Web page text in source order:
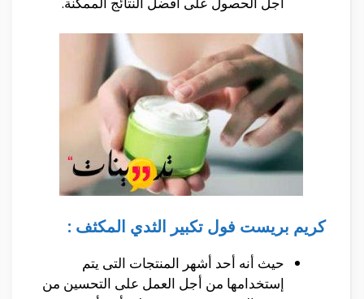
كريم بريست فول تكبير الثدي المكثف :
حيث أنه أحد أشهر المنتجات التى يتم
إستخدامها من أجل العمل على التحسين من